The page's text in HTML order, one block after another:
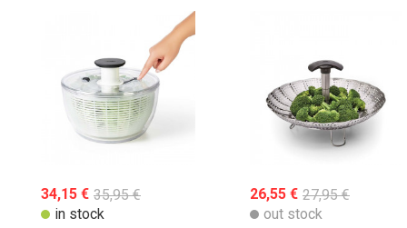
34,15 € 35,95 €
in stock
26,55 € 27,95 €
out stock